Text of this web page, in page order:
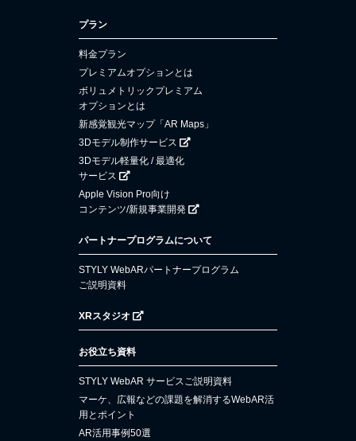
プラン
料金プラン
プレミアムオプションとは
ボリュメトリックプレミアム
オプションとは
新感覚観光マップ「AR Maps」
3Dモデル制作サービス
3Dモデル軽量化 / 最適化
サービス
Apple Vision Pro向け
コンテンツ/新規事業開発
パートナープログラムについて
STYLY WebARパートナープログラム
ご説明資料
XRスタジオ
お役立ち資料
STYLY WebAR サービスご説明資料
マーケ、広報などの課題を解消するWebAR活
用とポイント
AR活用事例50選